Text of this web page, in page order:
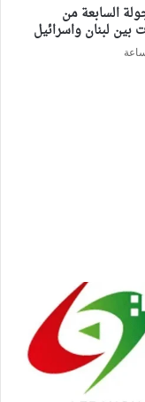
السابعة من
بين لبنان واسرائيل